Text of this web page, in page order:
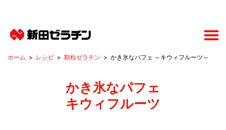
レシピ 顆粒ゼラチン かき氷なパフェ ～キウィフルーツ～
かき氷なパフェ
キウィフルーツ